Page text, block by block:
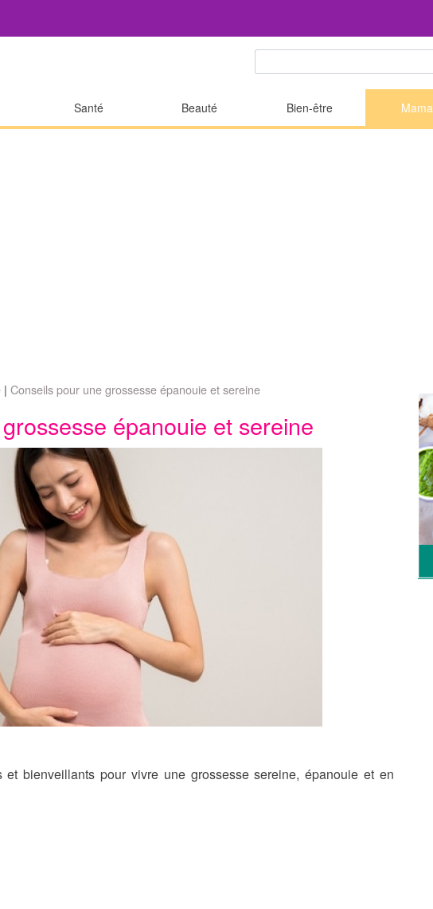
Santé Beauté Bien-être
Conseils pour une grossesse épanouie et sereine
épanouie et sereine
et bienveillants pour vivre une grossesse sereine, épanouie et en